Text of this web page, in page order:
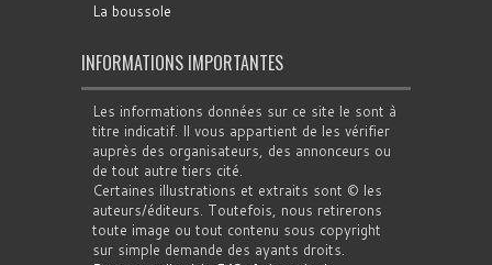
La boussole
INFORMATIONS IMPORTANTES
Les informations données sur ce site le sont à
titre indicatif. Il vous appartient de les vérifier
auprès des organisateurs, des annonceurs ou
de tout autre tiers cité.
Certaines illustrations et extraits sont © les
auteurs/éditeurs. Toutefois, nous retirerons
toute image ou tout contenu sous copyright
sur simple demande des ayants droits.